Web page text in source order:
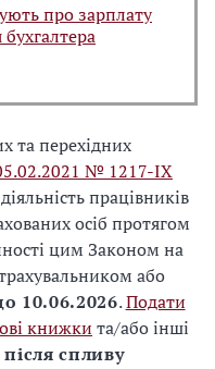
про зарплату
бухгалтера
та перехідних
№ 1217-ІХ
працівників
осіб протягом
цим Законом на
або
10.06.2026.Подати
книжки та/або інші
спливу